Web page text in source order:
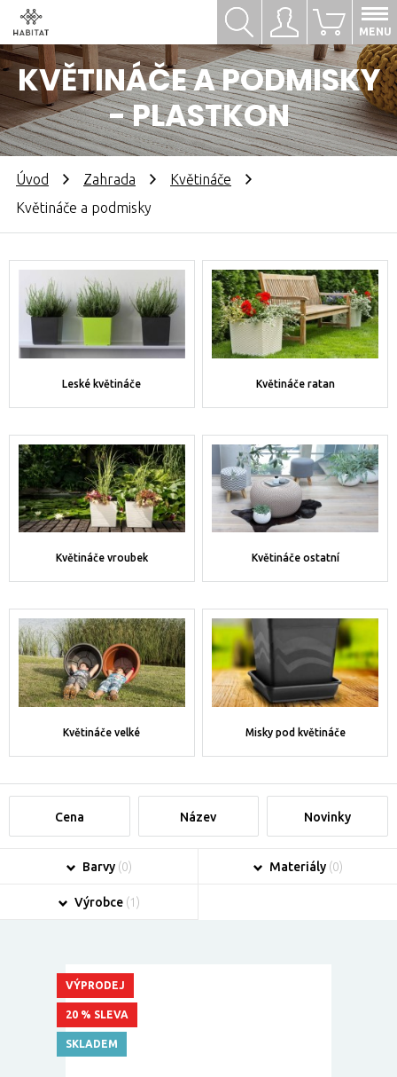
Přihlásit se
KVĚTINÁČE A PODMISKY
- PLASTKON
0
MENU
Hledat
Úvod Zahrada
Květináče
Květináče a podmisky
Leské květináče Květináče ratan
Květináče vroubek Květináče ostatní
Květináče velké Misky pod květináče
Cena Název Novinky
Barvy (0) Materiály (0)
Výrobce (1)
VÝPRODEJ
20 % SLEVA
SKLADEM